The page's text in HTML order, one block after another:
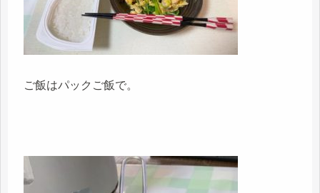
ご飯はパックご飯で。